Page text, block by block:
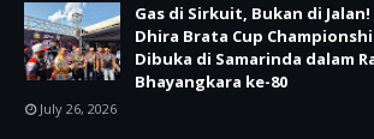
Gas di Sirkuit, Bukan di
Dhira Brata Cup
Dibuka di Samarinda dalam
Bhayangkara ke-80
July 26, 2026